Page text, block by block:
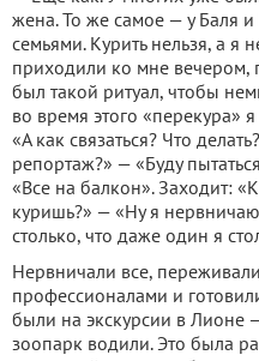
жена. То же самое — у Баля и
семьями. Курить нельзя, а я
приходили ко мне вечером,
был такой ритуал, чтобы
во время этого «перекура»
«А как связаться? Что
репортаж?» — «Буду
«Все на балкон». Заходит:
куришь?» — «Ну я
столько, что даже один я
Нервничали все,
профессионалами и
были на экскурсии в Лионе
зоопарк водили. Это была